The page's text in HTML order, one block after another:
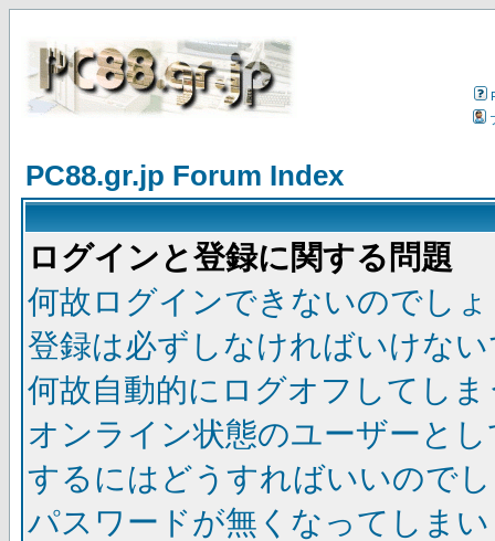
PC88.gr.jp Forum Index
ログインと登録に関する問題
何故ログインできないのでし
登録は必ずしなければいけな
何故自動的にログオフしてし
オンライン状態のユーザーと
するにはどうすればいいので
パスワードが無くなってしま